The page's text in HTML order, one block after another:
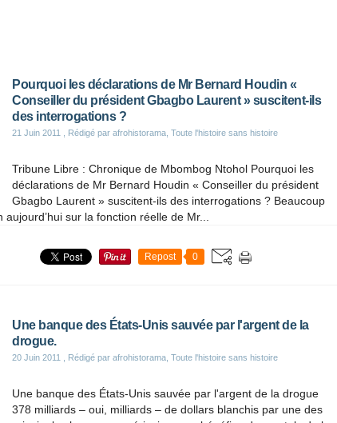
Pourquoi les déclarations de Mr Bernard Houdin «
Conseiller du président Gbagbo Laurent » suscitent-ils
des interrogations ?
21 Juin 2011 , Rédigé par afrohistorama, Toute l'histoire sans histoire
Tribune Libre : Chronique de Mbombog Ntohol Pourquoi les
déclarations de Mr Bernard Houdin « Conseiller du président
Gbagbo Laurent » suscitent-ils des interrogations ? Beaucoup
sur la fonction réelle de Mr...
Repost 0
Une banque des États-Unis sauvée par l'argent de la
drogue.
20 Juin 2011 , Rédigé par afrohistorama, Toute l'histoire sans histoire
Une banque des États-Unis sauvée par l'argent de la drogue
378 milliards – oui, milliards – de dollars blanchis par une des